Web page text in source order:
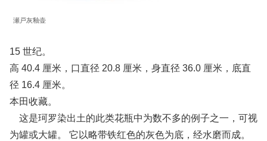
瀬戸灰釉壶
15 世纪。
高 40.4 厘米，口直径 20.8 厘米，身直径 36.0 厘米，底直
径 16.4 厘米。
本田收藏。
这是珂罗染出土的此类花瓶中为数不多的例子之一，可视
为罐或大罐。 它以略带铁红色的灰色为底，经水磨而成。